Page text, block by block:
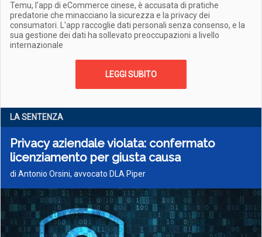
Temu, l'app di eCommerce cinese, è accusata di pratiche
predatorie che minacciano la sicurezza e la privacy dei
consumatori. L'app raccoglie dati personali senza consenso, e la
sua gestione dei dati ha sollevato preoccupazioni a livello
internazionale
LEGGI SUBITO
LA SENTENZA
Privacy aziendale violata: confermato
licenziamento per giusta causa
di Antonio Orsini, avvocato DLA Piper